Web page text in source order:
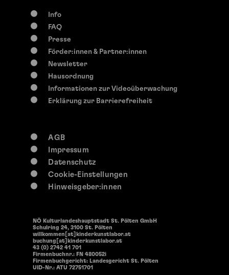
0-117 Jahre
Offene Werkstätten
Offenen Werkstätten
Info
FAQ
Presse
Förder:innen & Partner:innen
Newsletter
Hausordnung
Informationen zur Videoüberwachung
Erklärung zur Barrierefreiheit
NÖ Kulturlandeshauptstadt St. Pölten GmbH
Schulring 24, 3100 St. Pölten
willkommen[at]kinderkunstlabor.at
buchung[at]kinderkunstlabor.at
43 (0) 2742 41 701
Firmenbuchnr.: FN 480052i
Firmenbuchgericht: Landesgericht St. Pölten
UID-Nr.: ATU 72751701
AGB
Impressum
Datenschutz
Cookie-Einstellungen
Hinweisgeber:innen